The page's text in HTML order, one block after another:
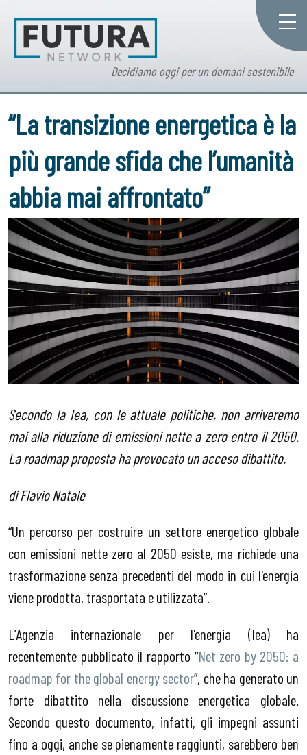
Decidiamo oggi per un domani sostenibile
“La transizione energetica è la
più grande sfida che l’umanità
abbia mai affrontato”
Secondo la Iea, con le attuale politiche, non arriveremo
mai alla riduzione di emissioni nette a zero entro il 2050.
La roadmap proposta ha provocato un acceso dibattito.
di Flavio Natale
“Un percorso per costruire un settore energetico globale
con emissioni nette zero al 2050 esiste, ma richiede una
trasformazione senza precedenti del modo in cui l'energia
viene prodotta, trasportata e utilizzata”.
L’Agenzia internazionale per l'energia (Iea) ha
recentemente pubblicato il rapporto “Net zero by 2050: a
roadmap for the global energy sector”, che ha generato un
forte dibattito nella discussione energetica globale.
Secondo questo documento, infatti, gli impegni assunti
fino a oggi, anche se pienamente raggiunti, sarebbero ben